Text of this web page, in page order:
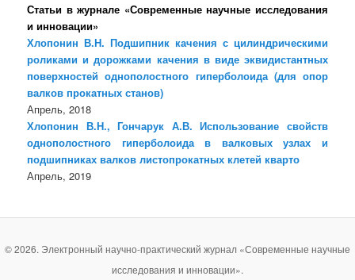
Статьи в журнале «Современные научные исследования
и инновации»
Хлопонин В.Н. Подшипник качения с цилиндрическими
роликами и дорожками качения в виде эквидистантных
поверхностей однополостного гиперболоида (для опор
валков прокатных станов)
Апрель, 2018
Хлопонин В.Н., Гончарук А.В. Использование свойств
однополостного гиперболоида в валковых узлах и
подшипниках валков листопрокатных клетей кварто
Апрель, 2019
© 2026. Электронный научно-практический журнал «Современные научные
исследования и инновации».